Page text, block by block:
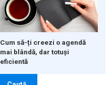
Cum să-ți creezi o agendă
mai blândă, dar totuși
eficientă